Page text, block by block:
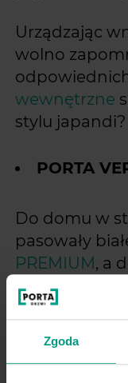
Zgoda
Urządzając
wolno
wewnętrzne
stylu japandi?
PORTA
Do domu w
pasowały
PREMIUM, a
są dostępne
panelami lub
salonu lub